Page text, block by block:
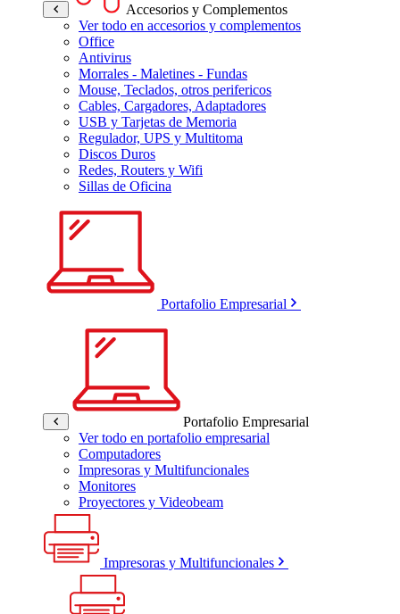
Accesorios y Complementos
Ver todo en accesorios y complementos
Office
Antivirus
Morrales - Maletines - Fundas
Mouse, Teclados, otros perifericos
Cables, Cargadores, Adaptadores
USB y Tarjetas de Memoria
Regulador, UPS y Multitoma
Discos Duros
Redes, Routers y Wifi
Sillas de Oficina
Portafolio Empresarial
Portafolio Empresarial
Ver todo en portafolio empresarial
Computadores
Impresoras y Multifuncionales
Monitores
Proyectores y Videobeam
Impresoras y Multifuncionales